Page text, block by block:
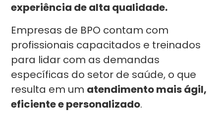
experiência de alta qualidade.
Empresas de BPO contam com
profissionais capacitados e treinados
para lidar com as demandas
específicas do setor de saúde, o que
resulta em um atendimento mais ágil,
eficiente e personalizado.